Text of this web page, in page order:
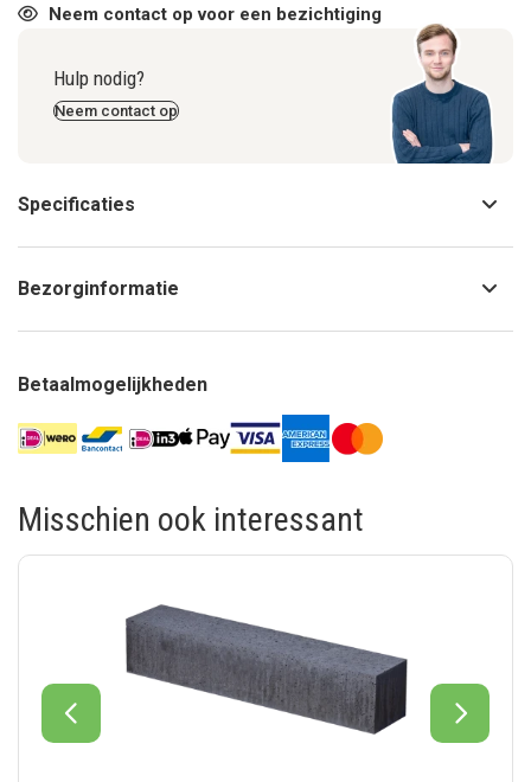
Neem contact op voor een bezichtiging
Hulp nodig?
Neem contact op
Specificaties
Bezorginformatie
Betaalmogelijkheden
Misschien ook interessant